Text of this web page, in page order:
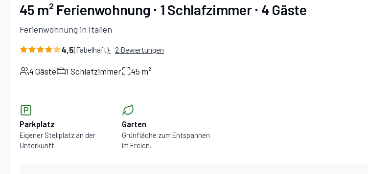
45 m² Ferienwohnung ∙ 1 Schlafzimmer ∙ 4 Gäste
Ferienwohnung in Italien
4,5(Fabelhaft) 2 Bewertungen
4 Gäste 1 Schlafzimmer 45 m²
Parkplatz
Eigener Stellplatz an der
Unterkunft.
Garten
Grünfläche zum Entspannen
im Freien.